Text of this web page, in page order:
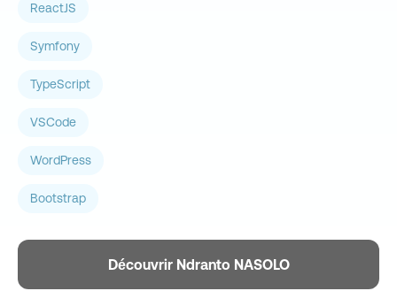
ReactJS
Symfony
TypeScript
VSCode
WordPress
Bootstrap
Découvrir Ndranto NASOLO